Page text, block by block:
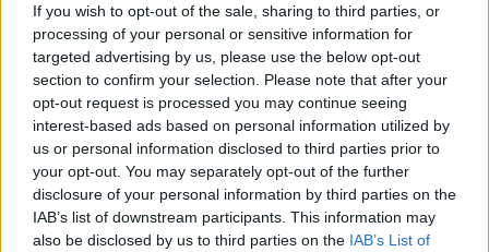
If you wish to opt-out of the sale, sharing to third parties, or
processing of your personal or sensitive information for
targeted advertising by us, please use the below opt-out
section to confirm your selection. Please note that after your
opt-out request is processed you may continue seeing
interest-based ads based on personal information utilized by
us or personal information disclosed to third parties prior to
your opt-out. You may separately opt-out of the further
disclosure of your personal information by third parties on the
IAB’s list of downstream participants. This information may
also be disclosed by us to third parties on the IAB’s List of
questo mixtape si conferma come un tassello
importante nel panorama musicale italiano.
Redazione